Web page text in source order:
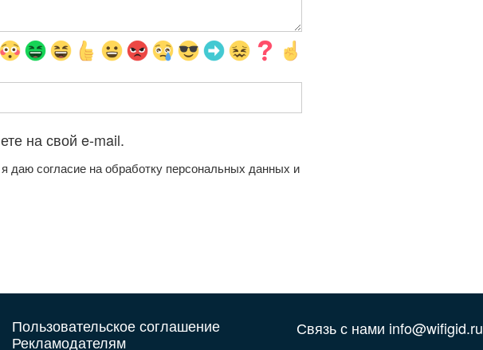
на свой e-mail.
даю согласие на обработку персональных данных и
Пользовательское соглашение
Рекламодателям
Связь с нами info@wifigid.ru